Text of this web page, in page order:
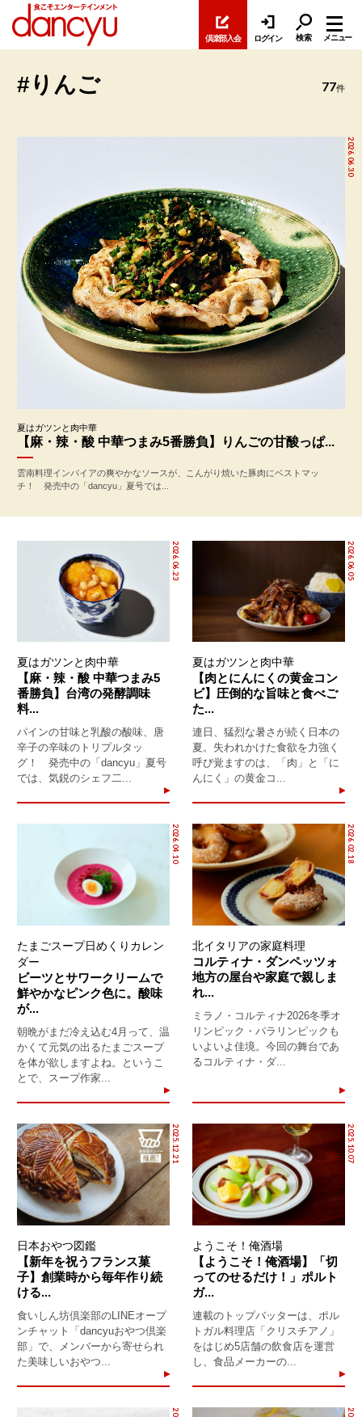
倶楽部入会 ログイン 検索 メニュー
#りんご 77件
2026.06.30
夏はガツンと肉中華
【麻・辣・酸 中華つまみ5番勝負】りんごの甘酸っぱ...
雲南料理インパイアの爽やかなソースが、こんがり焼いた豚肉にベストマッ
チ！ 発売中の「dancyu」夏号では...
2026.06.23
夏はガツンと肉中華
【麻・辣・酸 中華つまみ5
番勝負】台湾の発酵調味
料...
パインの甘味と乳酸の酸味、唐
辛子の辛味のトリプルタッ
グ！ 発売中の「dancyu」夏号
では、気鋭のシェフ二...
2026.06.05
夏はガツンと肉中華
【肉とにんにくの黄金コン
ビ】圧倒的な旨味と食べご
た...
連日、猛烈な暑さが続く日本の
夏。失われかけた食欲を力強く
呼び覚ますのは、「肉」と「に
んにく」の黄金コ...
2026.04.10
たまごスープ日めくりカレン
ダー
ビーツとサワークリームで
鮮やかなピンク色に。酸味
が...
朝晩がまだ冷え込む4月って、温
かくて元気の出るたまごスープ
を体が欲しますよね。というこ
とで、スープ作家...
2026.02.18
北イタリアの家庭料理
コルティナ・ダンペッツォ
地方の屋台や家庭で親しま
れ...
ミラノ・コルティナ2026冬季オ
リンピック・パラリンピックも
いよいよ佳境。今回の舞台であ
るコルティナ・ダ...
2025.12.21
日本おやつ図鑑
【新年を祝うフランス菓
子】創業時から毎年作り続
ける...
食いしん坊倶楽部のLINEオープ
ンチャット「dancyuおやつ倶楽
部」で、メンバーから寄せられ
た美味しいおやつ...
2025.10.07
ようこそ！俺酒場
【ようこそ！俺酒場】「切
ってのせるだけ！」ポルト
ガ...
連載のトップバッターは、ポル
トガル料理店「クリスチアノ」
をはじめ5店舗の飲食店を運営
し、食品メーカーの...